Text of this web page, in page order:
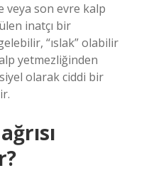
veya son evre kalp
inatçı bir
“ıslak” olabilir
yetmezliğinden
olarak ciddi bir